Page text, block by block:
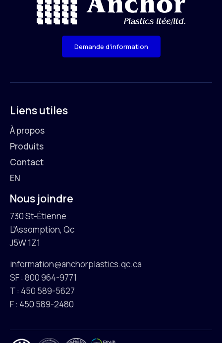
Demande d'information
Liens utiles
À propos
Produits
Contact
EN
Nous joindre
730 St-Étienne
L'Assomption, Qc
J5W 1Z1
information@anchorplastics.qc.ca
SF : 800 964-9771
T : 450 589-5627
F : 450 589-2480